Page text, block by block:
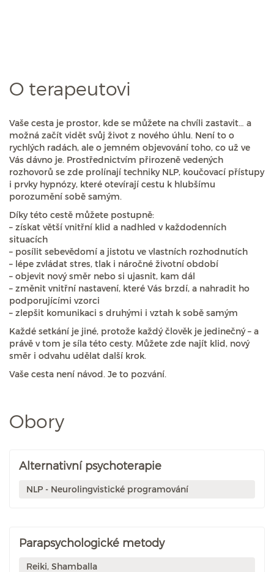
O terapeutovi
Vaše cesta je prostor, kde se můžete na chvíli zastavit… a
možná začít vidět svůj život z nového úhlu. Není to o
rychlých radách, ale o jemném objevování toho, co už ve
Vás dávno je. Prostřednictvím přirozeně vedených
rozhovorů se zde prolínají techniky NLP, koučovací přístupy
i prvky hypnózy, které otevírají cestu k hlubšímu
porozumění sobě samým.
Díky této cestě můžete postupně:
– získat větší vnitřní klid a nadhled v každodenních
situacích
– posílit sebevědomí a jistotu ve vlastních rozhodnutích
– lépe zvládat stres, tlak i náročné životní období
– objevit nový směr nebo si ujasnit, kam dál
– změnit vnitřní nastavení, které Vás brzdí, a nahradit ho
podporujícími vzorci
– zlepšit komunikaci s druhými i vztah k sobě samým
Každé setkání je jiné, protože každý člověk je jedinečný – a
právě v tom je síla této cesty. Můžete zde najít klid, nový
směr i odvahu udělat další krok.
Vaše cesta není návod. Je to pozvání.
Obory
Alternativní psychoterapie
NLP - Neurolingvistické programování
Parapsychologické metody
Reiki, Shamballa